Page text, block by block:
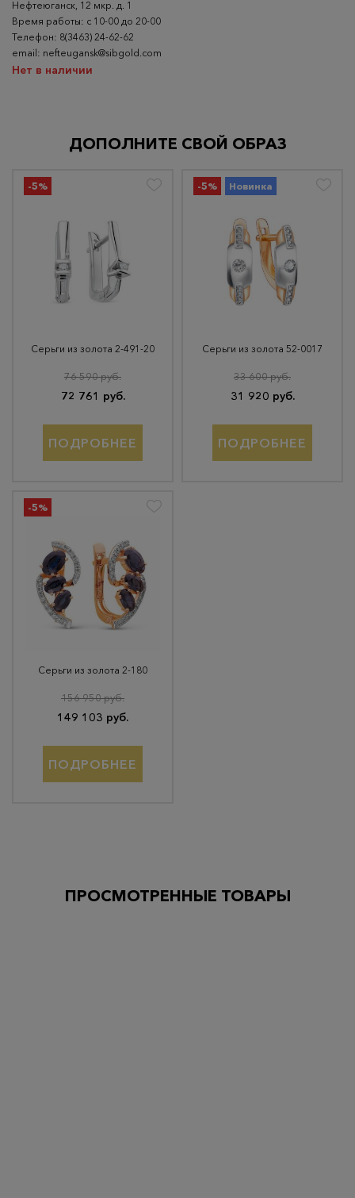
Нефтеюганск, 12 мкр. д. 1
Время работы: с 10-00 до 20-00
Телефон: 8(3463) 24-62-62
email: nefteugansk@sibgold.com
Нет в наличии
ДОПОЛНИТЕ СВОЙ ОБРАЗ
-5%
Серьги из золота 2-491-20
72 761 руб.
76 590 руб.
ПОДРОБНЕЕ
-5% Новинка
Серьги из золота 52-0017
31 920 руб.
33 600 руб.
ПОДРОБНЕЕ
-5%
Серьги из золота 2-180
149 103 руб.
156 950 руб.
ПОДРОБНЕЕ
ПРОСМОТРЕННЫЕ ТОВАРЫ